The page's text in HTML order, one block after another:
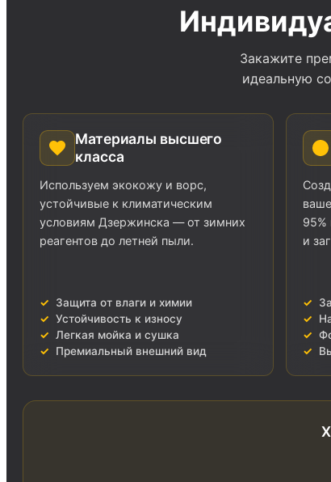
Закажите
идеальную
Материалы высшего
класса
Используем экокожу и ворс,
устойчивые к климатическим
условиям Дзержинска — от зимних
реагентов до летней пыли.
Защита от влаги и химии
Устойчивость к износу
Легкая мойка и сушка
Премиальный внешний вид
95%
и